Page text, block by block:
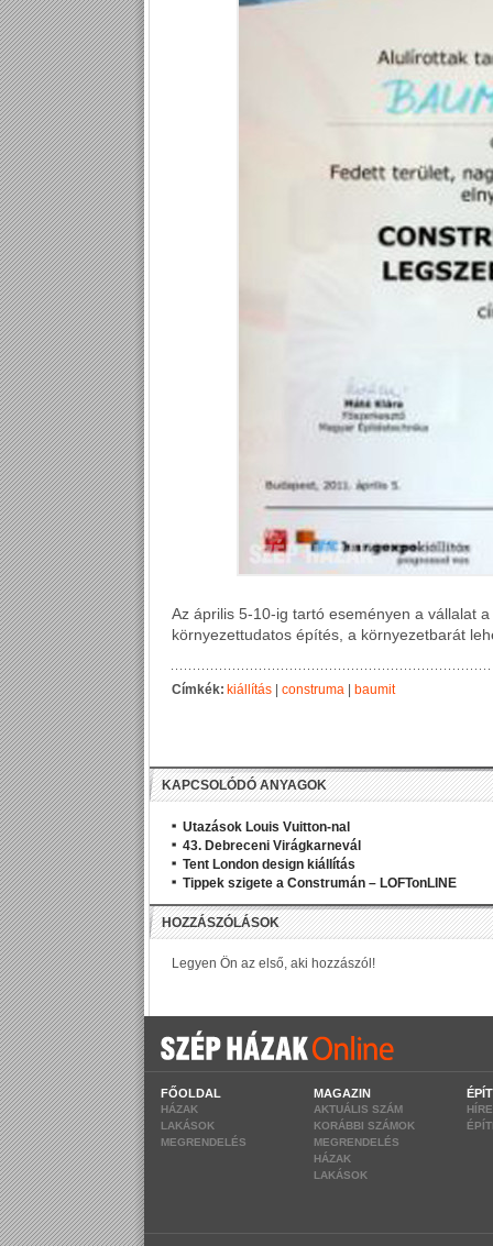
Az április 5-10-ig tartó eseményen a vállalat
környezettudatos építés, a környezetbarát
Címkék: kiállítás construma baumit
KAPCSOLÓDÓ ANYAGOK
Utazások Louis Vuitton-nal
43. Debreceni Virágkarnevál
Tent London design kiállítás
Tippek szigete a Construmán – LOFTonLINE
FŐOLDAL
HÁZAK
LAKÁSOK
MEGRENDELÉS
MAGAZIN
AKTUÁLIS SZÁM
KORÁBBI SZÁMOK
MEGRENDELÉS
HÁZAK
LAKÁSOK